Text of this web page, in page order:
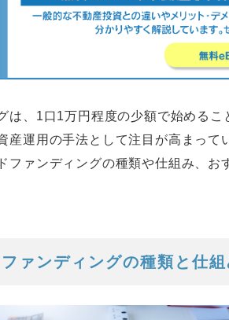
は、1口1万円程度の少額で始めるこ
産運用の手法として注目が高まって
ファンディングの種類や仕組み、お
ァンディングの種類と仕組